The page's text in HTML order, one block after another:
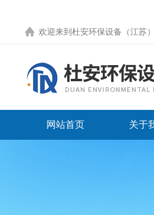
欢迎来到 杜安环保设备（江苏
网站首页 关于